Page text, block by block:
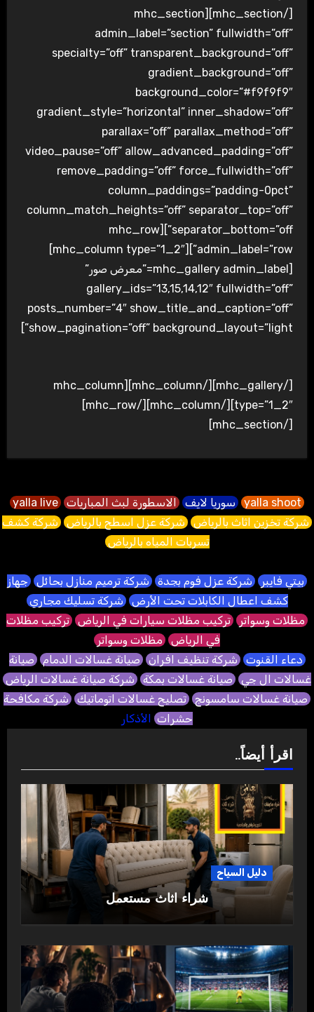
[/mhc_section][mhc_section
admin_label=”section” fullwidth=”off”
specialty=”off” transparent_background=”off”
gradient_background=”off”
background_color=”#f9f9f9″
gradient_style=”horizontal” inner_shadow=”off”
parallax=”off” parallax_method=”off”
video_pause=”off” allow_advanced_padding=”off”
remove_padding=”off” force_fullwidth=”off”
column_paddings=”padding-0pct”
column_match_heights=”off” separator_top=”off”
separator_bottom=”off”][mhc_row
admin_label=”row”][mhc_column type=”1_2″]
[mhc_gallery admin_label=”معرض صور”
gallery_ids=”13,15,14,12″ fullwidth=”off”
posts_number=”4″ show_title_and_caption=”off”
show_pagination=”off” background_layout=”light”]
[/mhc_gallery][/mhc_column][mhc_column
type=”1_2″][/mhc_column][/mhc_row]
[/mhc_section]
yalla shoot سوريا لايف الاسطورة لبث المباريات yalla live
شركة تخزين اثاث بالرياض شركة عزل اسطح بالرياض شركة كشف
تسربات المياه بالرياض
بيتي فايبر شركة عزل فوم بجدة شركة ترميم منازل بحائل جهاز
كشف اعطال الكابلات تحت الأرض شركة تسليك مجاري
مظلات وسواتر تركيب مظلات سيارات في الرياض تركيب مظلات
في الرياض مظلات وسواتر
دعاء القنوت شركة تنظيف افران صيانة غسالات الدمام صيانة
غسالات ال جي صيانة غسالات بمكة شركة صيانة غسالات الرياض
صيانة غسالات سامسونج تصليح غسالات اتوماتيك شركة مكافحة
حشرات الأذكار
اقرأ أيضاً..
دليل السياح
شراء اثاث مستعمل